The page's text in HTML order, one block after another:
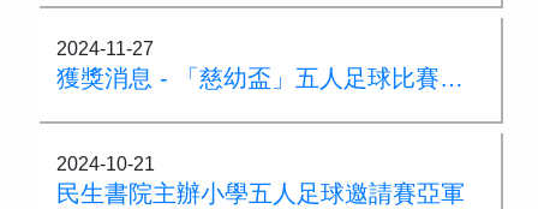
2024-11-27
獲獎消息 - 「慈幼盃」五人足球比賽亞軍
2024-10-21
民生書院主辦小學五人足球邀請賽亞軍